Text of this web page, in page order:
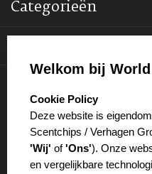
Categorieën
Welkom bij
select language
Cookie Policy
Deze website is
Scentchips / Verhagen
'Wij' of'Ons'). Onze
en vergelijkbare